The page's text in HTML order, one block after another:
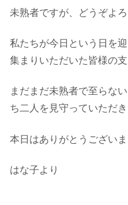
未熟者ですが、どうぞよ
私たちが今日という日を
集まりいただいた皆様の
まだまだ未熟者で至らな
ち二人を見守っていただき
本日はありがとうございま
はな子より